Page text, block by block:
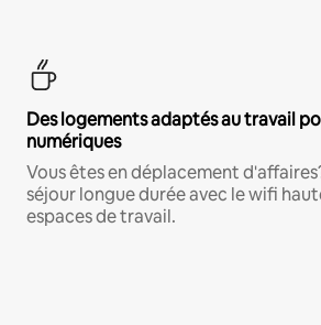
Des logements adaptés au travail
numériques
Vous êtes en déplacement
séjour longue durée avec le wifi
espaces de travail.